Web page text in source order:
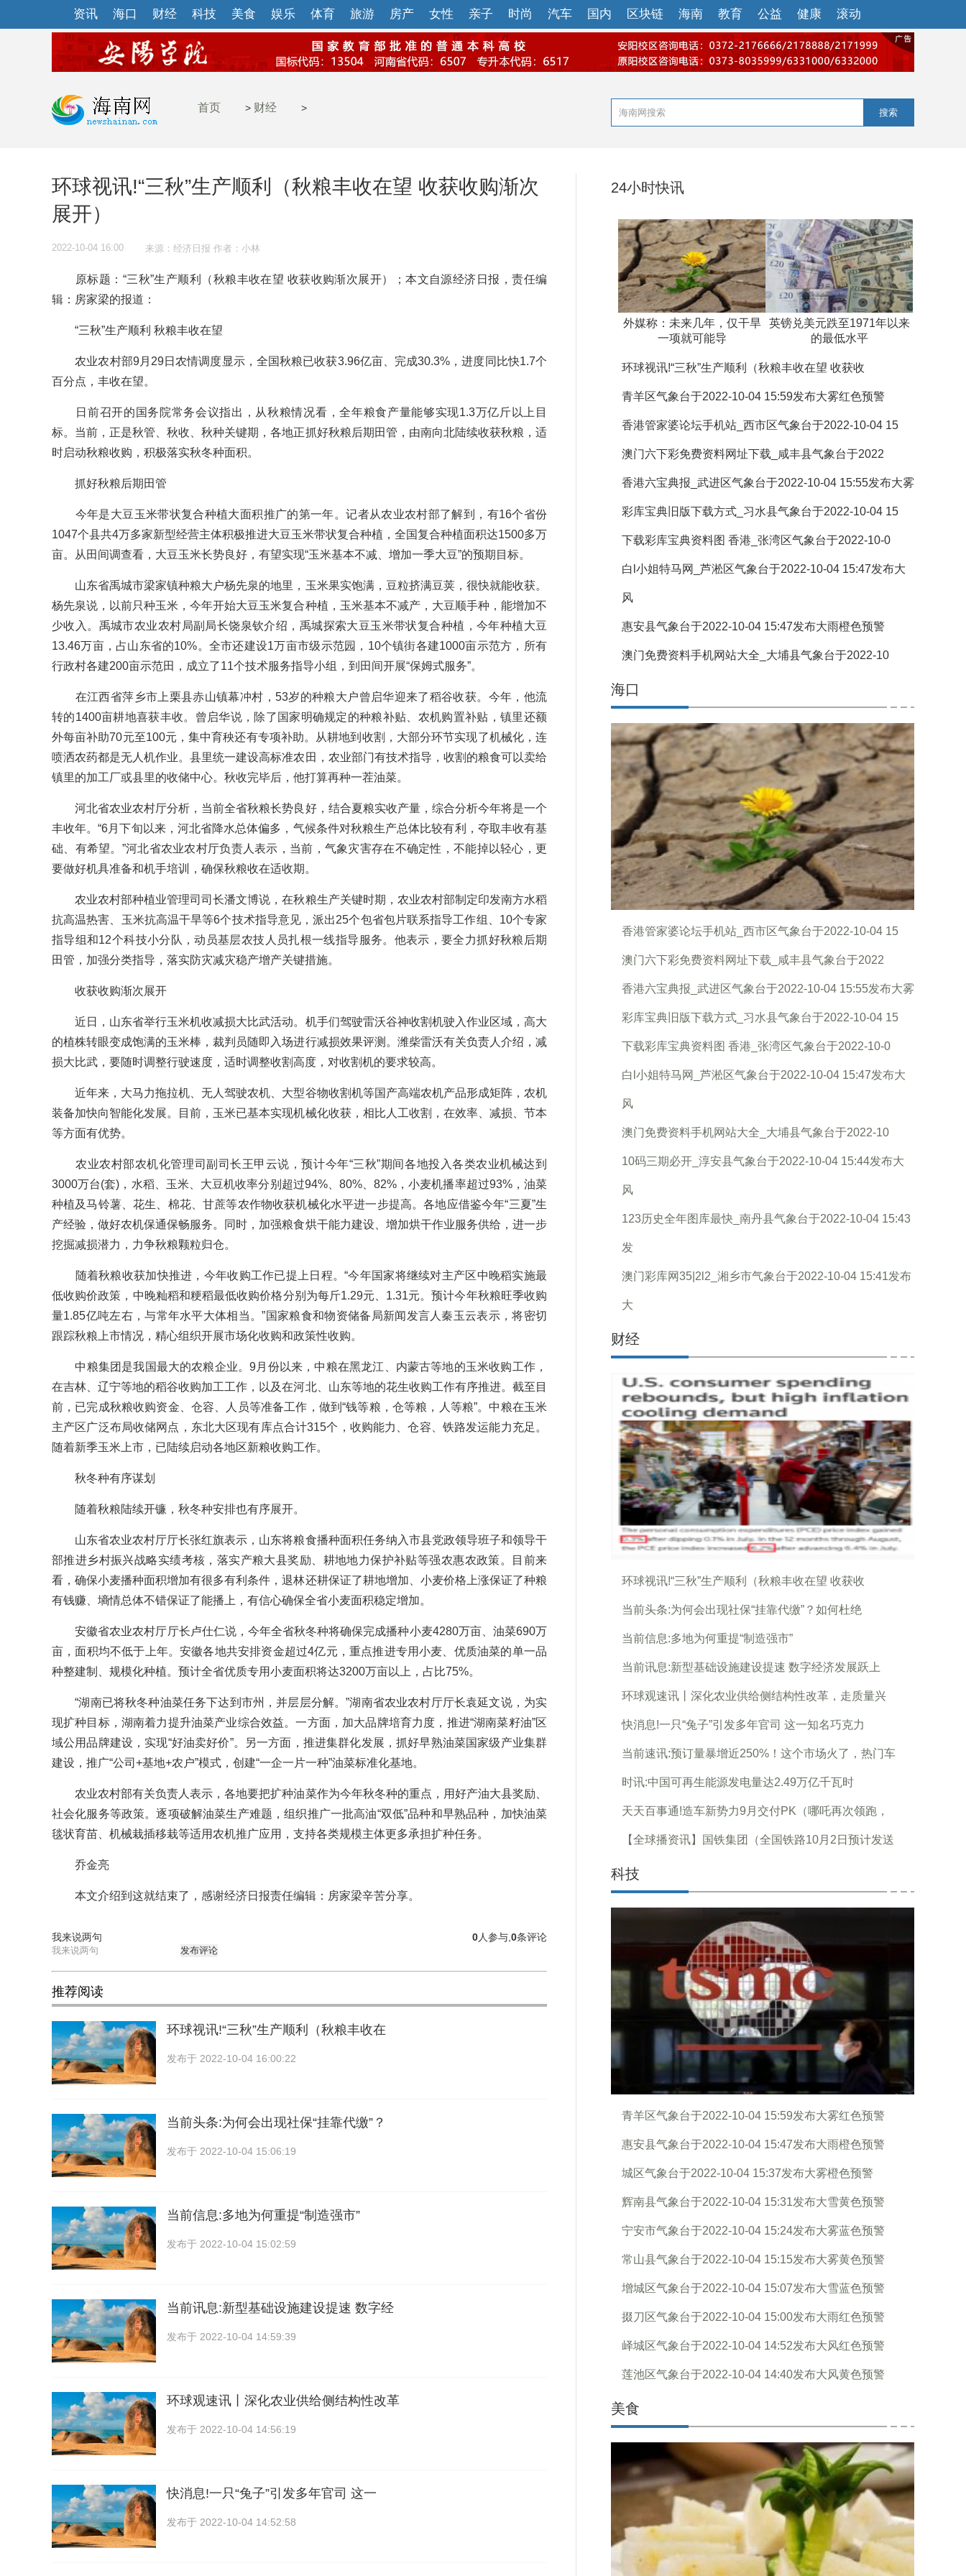
资讯 海口 财经 科技 美食 娱乐 体育 旅游 房产 女性 亲子 时尚 汽车 国内 区块链 海南 教育 公益 健康 滚动
首页 > 财经 > 搜索
环球视讯!“三秋”生产顺利（秋粮丰收在望 收获收购渐次
展开）
2022-10-04 16:00 来源：经济日报 作者：小林
原标题：“三秋”生产顺利（秋粮丰收在望 收获收购渐次展开）；本文自源经济日报，责任编
辑：房家梁的报道：
“三秋”生产顺利 秋粮丰收在望
农业农村部9月29日农情调度显示，全国秋粮已收获3.96亿亩、完成30.3%，进度同比快1.7个
百分点，丰收在望。
日前召开的国务院常务会议指出，从秋粮情况看，全年粮食产量能够实现1.3万亿斤以上目
标。当前，正是秋管、秋收、秋种关键期，各地正抓好秋粮后期田管，由南向北陆续收获秋粮，适
时启动秋粮收购，积极落实秋冬种面积。
抓好秋粮后期田管
今年是大豆玉米带状复合种植大面积推广的第一年。记者从农业农村部了解到，有16个省份
1047个县共4万多家新型经营主体积极推进大豆玉米带状复合种植，全国复合种植面积达1500多万
亩。从田间调查看，大豆玉米长势良好，有望实现“玉米基本不减、增加一季大豆”的预期目标。
山东省禹城市梁家镇种粮大户杨先泉的地里，玉米果实饱满，豆粒挤满豆荚，很快就能收获。
杨先泉说，以前只种玉米，今年开始大豆玉米复合种植，玉米基本不减产，大豆顺手种，能增加不
少收入。禹城市农业农村局副局长饶泉钦介绍，禹城探索大豆玉米带状复合种植，今年种植大豆
13.46万亩，占山东省的10%。全市还建设1万亩市级示范园，10个镇街各建1000亩示范方，所有
行政村各建200亩示范田，成立了11个技术服务指导小组，到田间开展“保姆式服务”。
在江西省萍乡市上栗县赤山镇幕冲村，53岁的种粮大户曾启华迎来了稻谷收获。今年，他流
转的1400亩耕地喜获丰收。曾启华说，除了国家明确规定的种粮补贴、农机购置补贴，镇里还额
外每亩补助70元至100元，集中育秧还有专项补助。从耕地到收割，大部分环节实现了机械化，连
喷洒农药都是无人机作业。县里统一建设高标准农田，农业部门有技术指导，收割的粮食可以卖给
镇里的加工厂或县里的收储中心。秋收完毕后，他打算再种一茬油菜。
河北省农业农村厅分析，当前全省秋粮长势良好，结合夏粮实收产量，综合分析今年将是一个
丰收年。“6月下旬以来，河北省降水总体偏多，气候条件对秋粮生产总体比较有利，夺取丰收有基
础、有希望。”河北省农业农村厅负责人表示，当前，气象灾害存在不确定性，不能掉以轻心，更
要做好机具准备和机手培训，确保秋粮收在适收期。
农业农村部种植业管理司司长潘文博说，在秋粮生产关键时期，农业农村部制定印发南方水稻
抗高温热害、玉米抗高温干旱等6个技术指导意见，派出25个包省包片联系指导工作组、10个专家
指导组和12个科技小分队，动员基层农技人员扎根一线指导服务。他表示，要全力抓好秋粮后期
田管，加强分类指导，落实防灾减灾稳产增产关键措施。
收获收购渐次展开
近日，山东省举行玉米机收减损大比武活动。机手们驾驶雷沃谷神收割机驶入作业区域，高大
的植株转眼变成饱满的玉米棒，裁判员随即入场进行减损效果评测。潍柴雷沃有关负责人介绍，减
损大比武，要随时调整行驶速度，适时调整收割高度，对收割机的要求较高。
近年来，大马力拖拉机、无人驾驶农机、大型谷物收割机等国产高端农机产品形成矩阵，农机
装备加快向智能化发展。目前，玉米已基本实现机械化收获，相比人工收割，在效率、减损、节本
等方面有优势。
农业农村部农机化管理司副司长王甲云说，预计今年“三秋”期间各地投入各类农业机械达到
3000万台(套)，水稻、玉米、大豆机收率分别超过94%、80%、82%，小麦机播率超过93%，油菜
种植及马铃薯、花生、棉花、甘蔗等农作物收获机械化水平进一步提高。各地应借鉴今年“三夏”生
产经验，做好农机保通保畅服务。同时，加强粮食烘干能力建设、增加烘干作业服务供给，进一步
挖掘减损潜力，力争秋粮颗粒归仓。
随着秋粮收获加快推进，今年收购工作已提上日程。“今年国家将继续对主产区中晚稻实施最
低收购价政策，中晚籼稻和粳稻最低收购价格分别为每斤1.29元、1.31元。预计今年秋粮旺季收购
量1.85亿吨左右，与常年水平大体相当。”国家粮食和物资储备局新闻发言人秦玉云表示，将密切
跟踪秋粮上市情况，精心组织开展市场化收购和政策性收购。
中粮集团是我国最大的农粮企业。9月份以来，中粮在黑龙江、内蒙古等地的玉米收购工作，
在吉林、辽宁等地的稻谷收购加工工作，以及在河北、山东等地的花生收购工作有序推进。截至目
前，已完成秋粮收购资金、仓容、人员等准备工作，做到“钱等粮，仓等粮，人等粮”。中粮在玉米
主产区广泛布局收储网点，东北大区现有库点合计315个，收购能力、仓容、铁路发运能力充足。
随着新季玉米上市，已陆续启动各地区新粮收购工作。
秋冬种有序谋划
随着秋粮陆续开镰，秋冬种安排也有序展开。
山东省农业农村厅厅长张红旗表示，山东将粮食播种面积任务纳入市县党政领导班子和领导干
部推进乡村振兴战略实绩考核，落实产粮大县奖励、耕地地力保护补贴等强农惠农政策。目前来
看，确保小麦播种面积增加有很多有利条件，退林还耕保证了耕地增加、小麦价格上涨保证了种粮
有钱赚、墒情总体不错保证了能播上，有信心确保全省小麦面积稳定增加。
安徽省农业农村厅厅长卢仕仁说，今年全省秋冬种将确保完成播种小麦4280万亩、油菜690万
亩，面积均不低于上年。安徽各地共安排资金超过4亿元，重点推进专用小麦、优质油菜的单一品
种整建制、规模化种植。预计全省优质专用小麦面积将达3200万亩以上，占比75%。
“湖南已将秋冬种油菜任务下达到市州，并层层分解。”湖南省农业农村厅厅长袁延文说，为实
现扩种目标，湖南着力提升油菜产业综合效益。一方面，加大品牌培育力度，推进“湖南菜籽油”区
域公用品牌建设，实现“好油卖好价”。另一方面，推进集群化发展，抓好早熟油菜国家级产业集群
建设，推广“公司+基地+农户”模式，创建“一企一片一种”油菜标准化基地。
农业农村部有关负责人表示，各地要把扩种油菜作为今年秋冬种的重点，用好产油大县奖励、
社会化服务等政策。逐项破解油菜生产难题，组织推广一批高油“双低”品种和早熟品种，加快油菜
毯状育苗、机械栽插移栽等适用农机推广应用，支持各类规模主体更多承担扩种任务。
乔金亮
本文介绍到这就结束了，感谢经济日报责任编辑：房家梁辛苦分享。
我来说两句 0条评论
0人参与,
发布评论
推荐阅读
环球视讯!“三秋”生产顺利（秋粮丰收在
发布于 2022-10-04 16:00:22
当前头条:为何会出现社保“挂靠代缴”？
发布于 2022-10-04 15:06:19
当前信息:多地为何重提“制造强市”
发布于 2022-10-04 15:02:59
当前讯息:新型基础设施建设提速 数字经
发布于 2022-10-04 14:59:39
环球观速讯丨深化农业供给侧结构性改革
发布于 2022-10-04 14:56:19
快消息!一只“兔子”引发多年官司 这一
发布于 2022-10-04 14:52:58
24小时快讯
外媒称：未来几年，仅干旱
一项就可能导
英镑兑美元跌至1971年以来
的最低水平
环球视讯!“三秋”生产顺利（秋粮丰收在望 收获收
青羊区气象台于2022-10-04 15:59发布大雾红色预警
香港管家婆论坛手机站_西市区气象台于2022-10-04 15
澳门六下彩免费资料网址下载_咸丰县气象台于2022
香港六宝典报_武进区气象台于2022-10-04 15:55发布大雾
彩库宝典旧版下载方式_习水县气象台于2022-10-04 15
下载彩库宝典资料图 香港_张湾区气象台于2022-10-0
白l小姐特马网_芦淞区气象台于2022-10-04 15:47发布大
风
惠安县气象台于2022-10-04 15:47发布大雨橙色预警
澳门免费资料手机网站大全_大埔县气象台于2022-10
海口
香港管家婆论坛手机站_西市区气象台于2022-10-04 15
澳门六下彩免费资料网址下载_咸丰县气象台于2022
香港六宝典报_武进区气象台于2022-10-04 15:55发布大雾
彩库宝典旧版下载方式_习水县气象台于2022-10-04 15
下载彩库宝典资料图 香港_张湾区气象台于2022-10-0
白l小姐特马网_芦淞区气象台于2022-10-04 15:47发布大
风
澳门免费资料手机网站大全_大埔县气象台于2022-10
10码三期必开_淳安县气象台于2022-10-04 15:44发布大
风
123历史全年图库最快_南丹县气象台于2022-10-04 15:43
发
澳门彩库网35|2l2_湘乡市气象台于2022-10-04 15:41发布
大
财经
环球视讯!“三秋”生产顺利（秋粮丰收在望 收获收
当前头条:为何会出现社保“挂靠代缴”？如何杜绝
当前信息:多地为何重提“制造强市”
当前讯息:新型基础设施建设提速 数字经济发展跃上
环球观速讯丨深化农业供给侧结构性改革，走质量兴
快消息!一只“兔子”引发多年官司 这一知名巧克力
当前速讯:预订量暴增近250%！这个市场火了，热门车
时讯:中国可再生能源发电量达2.49万亿千瓦时
天天百事通!造车新势力9月交付PK（哪吒再次领跑，
【全球播资讯】国铁集团（全国铁路10月2日预计发送
科技
青羊区气象台于2022-10-04 15:59发布大雾红色预警
惠安县气象台于2022-10-04 15:47发布大雨橙色预警
城区气象台于2022-10-04 15:37发布大雾橙色预警
辉南县气象台于2022-10-04 15:31发布大雪黄色预警
宁安市气象台于2022-10-04 15:24发布大雾蓝色预警
常山县气象台于2022-10-04 15:15发布大雾黄色预警
增城区气象台于2022-10-04 15:07发布大雪蓝色预警
掇刀区气象台于2022-10-04 15:00发布大雨红色预警
峄城区气象台于2022-10-04 14:52发布大风红色预警
莲池区气象台于2022-10-04 14:40发布大风黄色预警
美食